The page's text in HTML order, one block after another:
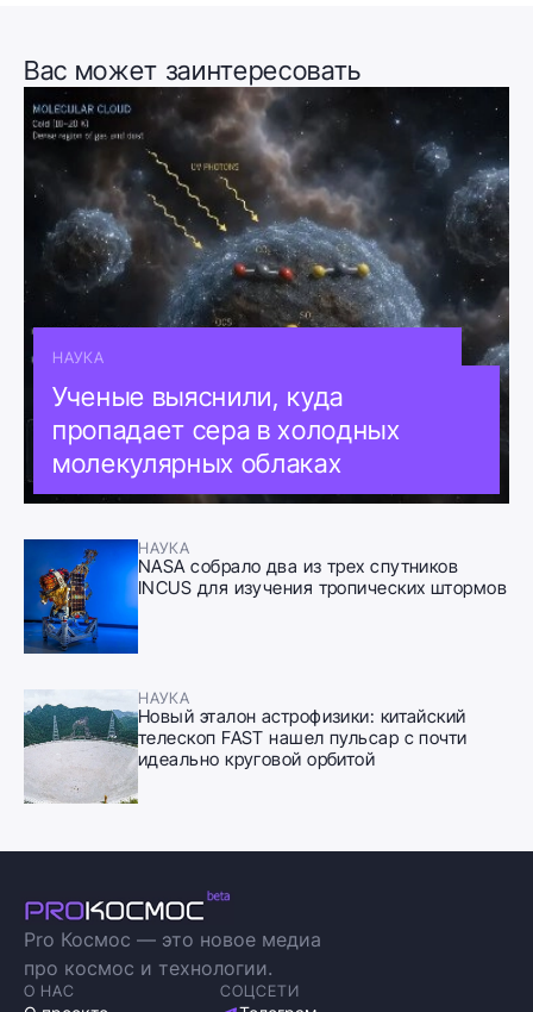
Вас может заинтересовать
НАУКА
Ученые выяснили, куда
пропадает сера в холодных
молекулярных облаках
НАУКА
NASA собрало два из трех спутников
INCUS для изучения тропических штормов
НАУКА
Новый эталон астрофизики: китайский
телескоп FAST нашел пульсар с почти
идеально круговой орбитой
Pro Космос — это новое медиа
про космос и технологии.
О НАС СОЦСЕТИ